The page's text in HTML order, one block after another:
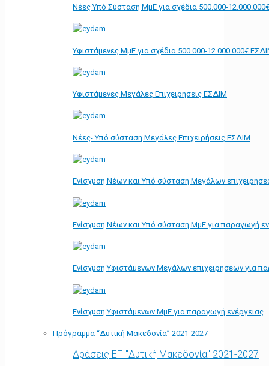
Νέες Υπό Σύσταση ΜμΕ για σχέδια 500.000-
Υφιστάμενες ΜμΕ για σχέδια 500.000-12.000.000€
Υφιστάμενες Μεγάλες Επιχειρήσεις ΕΣΔΙΜ
Νέες- Υπό σύσταση Μεγάλες Επιχειρήσεις ΕΣΔΙΜ
Ενίσχυση Νέων και Υπό σύσταση Μεγάλων
Ενίσχυση Νέων και Υπό σύσταση ΜμΕ για παραγωγή
Ενίσχυση Υφιστάμενων Μεγάλων επιχειρήσεων για
Ενίσχυση Υφιστάμενων ΜμΕ για παραγωγή ενέργειας
Πρόγραμμα “Δυτική Μακεδονία” 2021-2027
Δράσεις ΕΠ "Δυτική Μακεδονία" 2021-2027